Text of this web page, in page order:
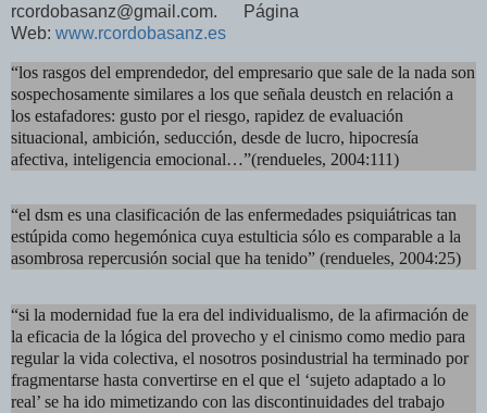
rcordobasanz@gmail.com. Página
Web: www.rcordobasanz.es
“los rasgos del emprendedor, del empresario que sale de la nada son
sospechosamente similares a los que señala deustch en relación a
los estafadores: gusto por el riesgo, rapidez de evaluación
situacional, ambición, seducción, desde de lucro, hipocresía
afectiva, inteligencia emocional…”(rendueles, 2004:111)
“el dsm es una clasificación de las enfermedades psiquiátricas tan
estúpida como hegemónica cuya estulticia sólo es comparable a la
asombrosa repercusión social que ha tenido” (rendueles, 2004:25)
“si la modernidad fue la era del individualismo, de la afirmación de
la eficacia de la lógica del provecho y el cinismo como medio para
regular la vida colectiva, el nosotros posindustrial ha terminado por
fragmentarse hasta convertirse en el que el ‘sujeto adaptado a lo
real’ se ha ido mimetizando con las discontinuidades del trabajo